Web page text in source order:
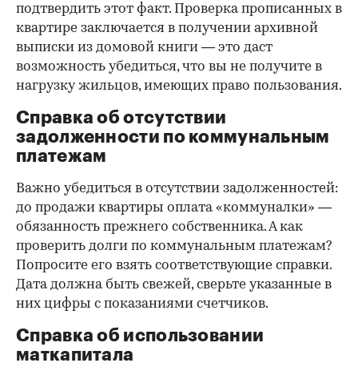
подтвердить этот факт. Проверка прописанных в
квартире заключается в получении архивной
выписки из домовой книги — это даст
возможность убедиться, что вы не получите в
нагрузку жильцов, имеющих право пользования.
Справка об отсутствии
задолженности по коммунальным
платежам
Важно убедиться в отсутствии задолженностей:
до продажи квартиры оплата «коммуналки» —
обязанность прежнего собственника. А как
проверить долги по коммунальным платежам?
Попросите его взять соответствующие справки.
Дата должна быть свежей, сверьте указанные в
них цифры с показаниями счетчиков.
Справка об использовании
маткапитала